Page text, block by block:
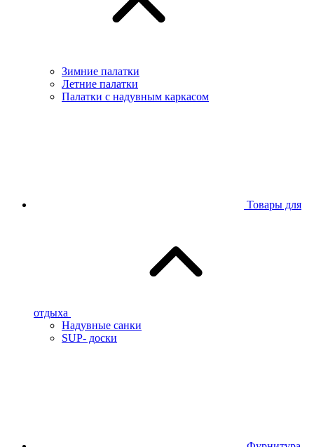
Зимние палатки
Летние палатки
Палатки с надувным каркасом
Товары для
отдыха
Надувные санки
SUP- доски